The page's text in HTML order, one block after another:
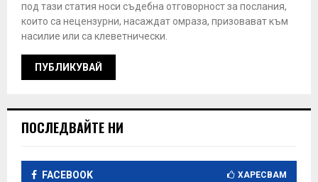
под тази статия носи съдебна отговорност за послания,
които са нецензурни, насаждат омраза, призовават към
насилие или са клеветнически.
ПОСЛЕДВАЙТЕ НИ
FACEBOOK ХАРЕСВАМ